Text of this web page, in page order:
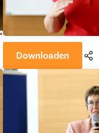
Downloaden